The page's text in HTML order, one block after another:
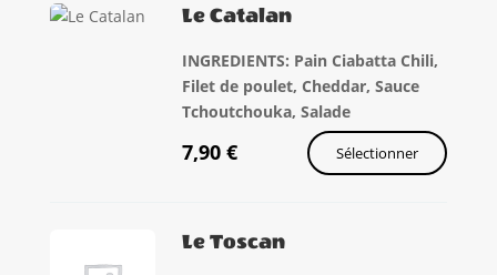
Le Catalan
INGREDIENTS: Pain Ciabatta Chili,
Filet de poulet, Cheddar, Sauce
Tchoutchouka, Salade
7,90 € Sélectionner
Le Toscan